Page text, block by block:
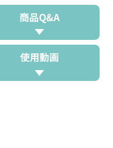
商品Q&A
使用動画